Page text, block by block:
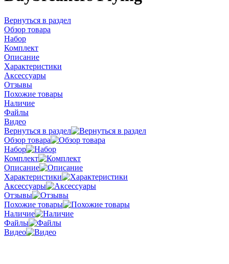
Вернуться в раздел
Обзор товара
Набор
Комплект
Описание
Характеристики
Аксессуары
Отзывы
Похожие товары
Наличие
Файлы
Видео
Вернуться в раздел
Обзор товара
Набор
Комплект
Описание
Характеристики
Аксессуары
Отзывы
Похожие товары
Наличие
Файлы
Видео